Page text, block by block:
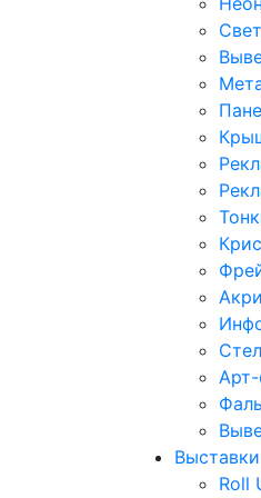
Выставки
Roll